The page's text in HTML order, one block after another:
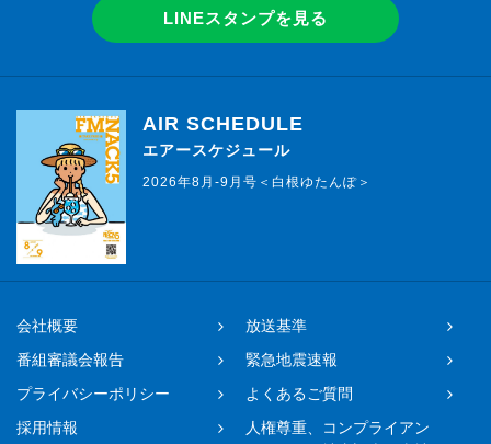
LINEスタンプを見る
AIR SCHEDULE
エアースケジュール
2026年8月-9月号＜白根ゆたんぽ＞
会社概要
放送基準
番組審議会報告
緊急地震速報
プライバシーポリシー
よくあるご質問
採用情報
人権尊重、コンプライアン